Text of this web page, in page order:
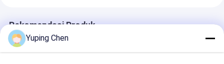
Rekomendasi Produk
Yuping Chen